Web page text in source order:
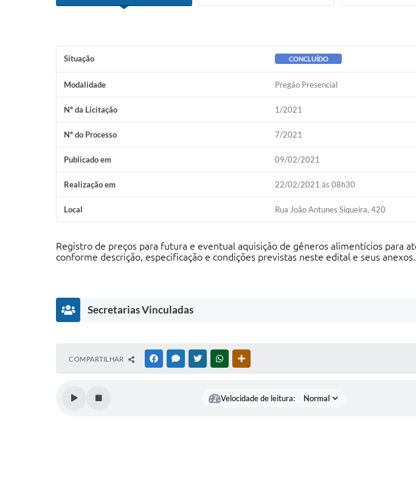
Situação CONCLUÍDO
Modalidade Pregão Presencial
Nº da Licitação 1/2021
Nº do Processo 7/2021
Publicado em 09/02/2021
Realização em 22/02/2021 às 08h30
Local Rua João Antunes Siqueira, 420
Registro de preços para futura e eventual aquisição de gêneros alimentícios para
conforme descrição, especificação e condições previstas neste edital e seus anexos.
Secretarias Vinculadas
e
COMPARTILHAR FACEBOOKMESSENGER
TWITTERWHATSAPP
Velocidade de leitura: